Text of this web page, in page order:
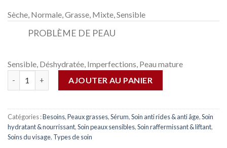
Sèche, Normale, Grasse, Mixte, Sensible
PROBLÈME DE PEAU
Sensible, Déshydratée, Imperfections, Peau mature
AJOUTER AU PANIER
Catégories :Besoins,Peaux grasses,Sérum,Soin anti rides & anti âge,Soin
hydratant & nourrissant,Soin peaux sensibles,Soin raffermissant & liftant,
Soins du visage, Types de soin